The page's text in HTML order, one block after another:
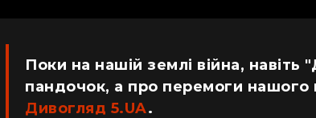
Поки на нашій землі війна, навіть
пандочок, а про перемоги нашого
Дивогляд 5.UA.